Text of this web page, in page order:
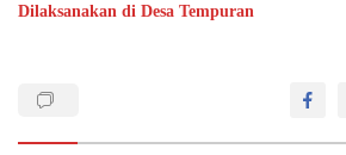
Dilaksanakan di Desa Tempuran